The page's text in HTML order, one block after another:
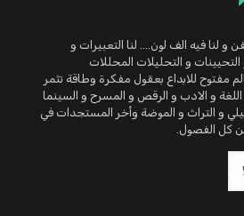
و لنا فيه الف لون.... لنا التعبيرات و
و التحليلات المحللات
مفتوح للابداع بعقول مفكرة وطاقة تثمر
و الادب و الرقص و المسرح و السينما
و التراث و الموضة وأخر المستجدات في
كل الفصول.